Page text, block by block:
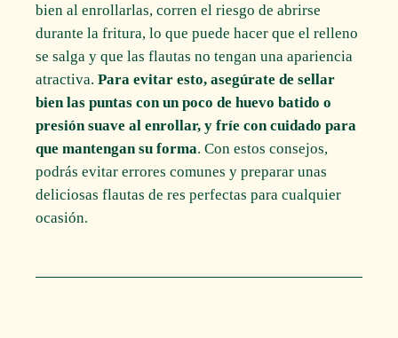
bien al enrollarlas, corren el riesgo de abrirse
durante la fritura, lo que puede hacer que el relleno
se salga y que las flautas no tengan una apariencia
atractiva.Para evitar esto, asegúrate de sellar
bien las puntas con un poco de huevo batido o
presión suave al enrollar, y fríe con cuidado para
que mantengan su forma. Con estos consejos,
podrás evitar errores comunes y preparar unas
deliciosas flautas de res perfectas para cualquier
ocasión.